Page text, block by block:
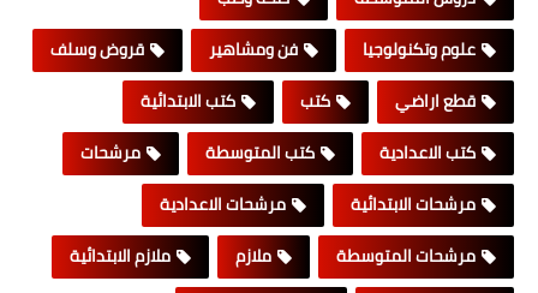
علوم وتكنولوجيا
فن ومشاهير
قروض وسلف
قطع اراضي
كتب
كتب الابتدائية
كتب الاعدادية
كتب المتوسطة
مرشحات
مرشحات الابتدائية
مرشحات الاعدادية
مرشحات المتوسطة
ملازم
ملازم الابتدائية